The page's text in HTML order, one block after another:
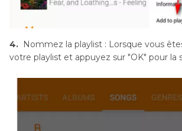
4. Nommez la playlist : Lorsque vous
votre playlist et appuyez sur "OK" pour la